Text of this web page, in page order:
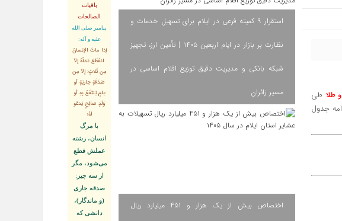
طلا طی
جدول
استقرار ۹ کمیته فرعی در ایلام برای تسهیل خدمات و
نظارت بر بازار در ایام اربعین ۱۴۰۵ | تأمین ارز، تجهیز
شبکه بانکی و مدیریت دقیق توزیع اقلام اساسی در
مسیر زائران
اختصاص بیش از یک هزار و ۴۵۱ میلیارد ریال
باقیات
الصالحات
پيامبر صلى‏ الله‏
عليه ‏و‏ آله:
إذا ماتَ الإنسانُ
انقَطَعَ عَمَلُهُ إلاّ
مِن ثَلاثٍ: إلاّ مِن
صَدَقَةٍ جاريَةٍ أو
عِلمٍ يُنتَفَعُ بِهِ أو
وَلَدٍ صالِحٍ يَدعُو
لَهُ؛
با مرگ
انسان، رشته
عملش قطع
مى‌شود، مگر
از سه چيز:
صدقه جارى
(و ماندگار)،
دانشى كه